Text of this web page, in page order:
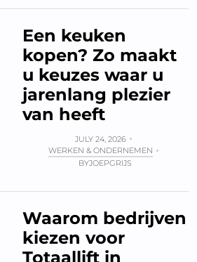
Een keuken
kopen? Zo maakt
u keuzes waar u
jarenlang plezier
van heeft
JULY 24, 2026
WERKEN & ONDERNEMEN
BYJOEPGRIJS
Waarom bedrijven
kiezen voor
Totaallift in